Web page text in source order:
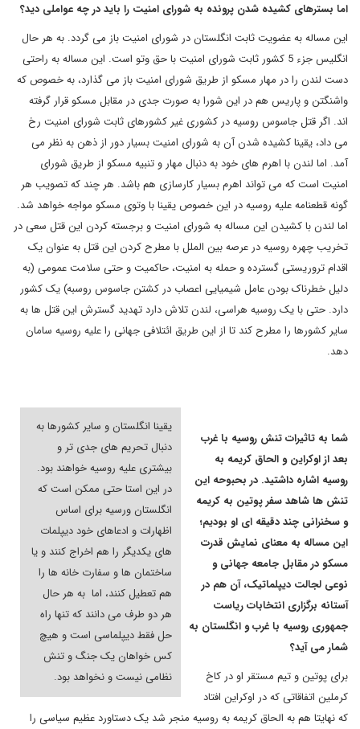
اما بسترهای کشیده شدن پرونده به شورای امنیت را باید در چه عواملی دید؟
این مساله به عضویت ثابت انگلستان در شورای امنیت باز می گردد. به هر حال
انگلیس جزء 5 کشور ثابت شورای امنیت با حق وتو است. این مساله به راحتی
دست لندن را در مهار مسکو از طریق شورای امنیت باز می گذارد، به خصوص که
واشنگتن و پاریس هم در این شورا به صورت جدی در مقابل مسکو قرار گرفته
اند. اگر قتل جاسوس روسیه در کشوری غیر کشورهای ثابت شورای امنیت رخ
می داد، یقینا کشیده شدن آن به شورای امنیت بسیار دور از ذهن به نظر می
آمد. اما لندن با اهرم های خود به دنبال مهار و تنبیه مسکو از طریق شورای
امنیت است که می تواند اهرم بسیار کارسازی هم باشد. هر چند که تصویب هر
گونه قطعنامه علیه روسیه در این خصوص یقینا با وتوی مسکو مواجه خواهد شد.
اما لندن با کشیدن این مساله به شورای امنیت و برجسته کردن این قتل سعی در
تخریب چهره روسیه در عرصه بین الملل با مطرح کردن این قتل به عنوان یک
اقدام تروریستی گسترده و حمله به امنیت، حاکمیت و حتی سلامت عمومی (به
دلیل خطرناک بودن عامل شیمیایی اعصاب در کشتن جاسوس روسبه) یک کشور
دارد. حتی با یک روسیه هراسی، لندن تلاش دارد تهدید گسترش این قتل ها به
سایر کشورها را مطرح کند تا از این طریق ائتلافی جهانی را علیه روسیه سامان
دهد.
یقینا انگلستان و سایر کشورها به
دنبال تحریم های جدی تر و
بیشتری علیه روسیه خواهند بود.
در این استا حتی ممکن است که
انگلستان ورسیه برای اساس
اظهارات و ادعاهای خود دیپلمات
های یکدیگر را هم اخراج کنند و یا
ساختمان ها و سفارت خانه ها را
هم تعطیل کنند، اما به هر حال
هر دو طرف می دانند که تنها راه
حل فقط دیپلماسی است و هیچ
کس خواهان یک جنگ و تنش
نظامی نیست و نخواهد بود.
شما به تاثیرات تنش روسیه با غرب
بعد از اوکراین و الحاق کریمه به
روسیه اشاره داشتید. در بحبوحه این
تنش ها شاهد سفر پوتین به کریمه
و سخنرانی چند دقیقه ای او بودیم؛
این مساله به معنای نمایش قدرت
مسکو در مقابل جامعه جهانی و
نوعی لجالت دیپلماتیک، آن هم در
آستانه برگزاری انتخابات ریاست
جمهوری روسیه با غرب و انگلستان به
شمار می آید؟
برای پوتین و تیم مستقر او در کاخ
کرملین اتفاقاتی که در اوکراین افتاد
که نهایتا هم به الحاق کریمه به روسیه منجر شد یک دستاورد عظیم سیاسی را